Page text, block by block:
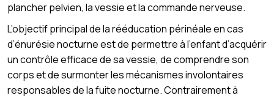
plancher pelvien, la vessie et la commande nerveuse.
L’objectif principal de la rééducation périnéale en cas
d’énurésie nocturne est de permettre à l’enfant d’acquérir
un contrôle efficace de sa vessie, de comprendre son
corps et de surmonter les mécanismes involontaires
responsables de la fuite nocturne. Contrairement à